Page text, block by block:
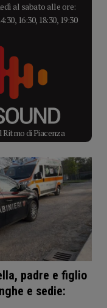
al sabato alle ore:
16:30, 18:30, 19:30
Ritmo di Piacenza
padre e figlio
e sedie: